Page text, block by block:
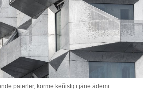
päterler, körme keñistigi jäne ädemi